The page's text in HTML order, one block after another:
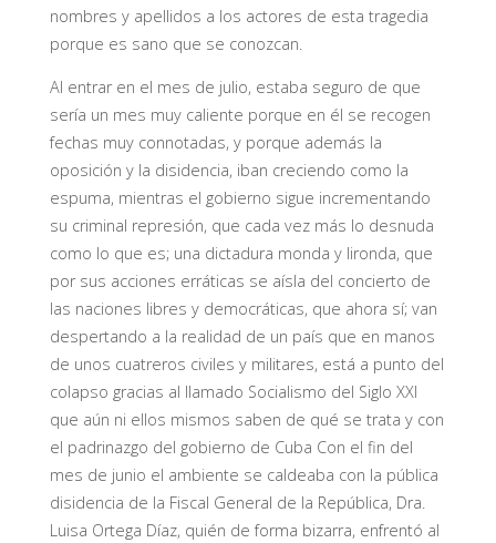
nombres y apellidos a los actores de esta tragedia
porque es sano que se conozcan.
Al entrar en el mes de julio, estaba seguro de que
sería un mes muy caliente porque en él se recogen
fechas muy connotadas, y porque además la
oposición y la disidencia, iban creciendo como la
espuma, mientras el gobierno sigue incrementando
su criminal represión, que cada vez más lo desnuda
como lo que es; una dictadura monda y lironda, que
por sus acciones erráticas se aísla del concierto de
las naciones libres y democráticas, que ahora sí; van
despertando a la realidad de un país que en manos
de unos cuatreros civiles y militares, está a punto del
colapso gracias al llamado Socialismo del Siglo XXI
que aún ni ellos mismos saben de qué se trata y con
el padrinazgo del gobierno de Cuba Con el fin del
mes de junio el ambiente se caldeaba con la pública
disidencia de la Fiscal General de la República, Dra.
Luisa Ortega Díaz, quién de forma bizarra, enfrentó al